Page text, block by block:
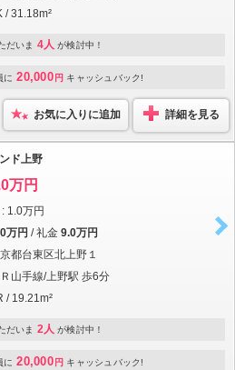
/ 31.18m²
だいま 4人 が検討中！
に 20,000 円 キャッシュバック!
お気に入りに追加 詳細を見る
ド上野
万円
1.0万円
万円 / 礼金 9.0万円
都台東区北上野１
Ｒ山手線/上野駅 歩6分
/ 19.21m²
だいま 2人 が検討中！
に 20,000 円 キャッシュバック!